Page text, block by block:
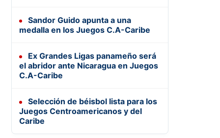
Sandor Guido apunta a una
medalla en los Juegos C.A-Caribe
Ex Grandes Ligas panameño será
el abridor ante Nicaragua en Juegos
C.A-Caribe
Selección de béisbol lista para los
Juegos Centroamericanos y del
Caribe